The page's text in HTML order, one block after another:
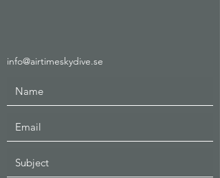
info@airtimeskydive.se